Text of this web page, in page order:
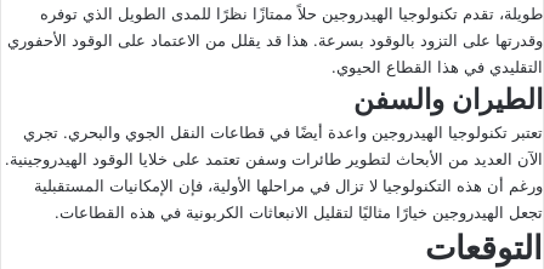
طويلة، تقدم تكنولوجيا الهيدروجين حلاً ممتازًا نظرًا للمدى الطويل الذي توفره
وقدرتها على التزود بالوقود بسرعة. هذا قد يقلل من الاعتماد على الوقود الأحفوري
التقليدي في هذا القطاع الحيوي.
الطيران والسفن
تعتبر تكنولوجيا الهيدروجين واعدة أيضًا في قطاعات النقل الجوي والبحري. تجري
الآن العديد من الأبحاث لتطوير طائرات وسفن تعتمد على خلايا الوقود الهيدروجينية.
ورغم أن هذه التكنولوجيا لا تزال في مراحلها الأولية، فإن الإمكانيات المستقبلية
تجعل الهيدروجين خيارًا مثاليًا لتقليل الانبعاثات الكربونية في هذه القطاعات.
التوقعات